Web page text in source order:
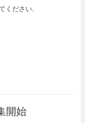
ください.
開始